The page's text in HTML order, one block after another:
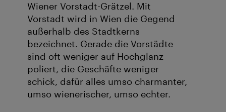
Wiener Vorstadt-Grätzel. Mit
Vorstadt wird in Wien die Gegend
außerhalb des Stadtkerns
bezeichnet. Gerade die Vorstädte
sind oft weniger auf Hochglanz
poliert, die Geschäfte weniger
schick, dafür alles umso charmanter,
umso wienerischer, umso echter.